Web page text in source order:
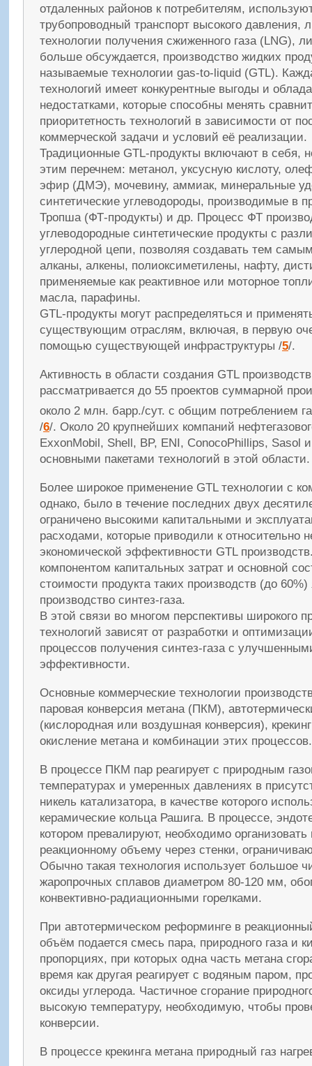
отдаленных районов к потребителям,
трубопроводный транспорт высокого давления,
технологии получения сжиженного газа (LNG),
больше обсуждается, производство жидких
называемые технологии gas-to-liquid (GTL).
технологий имеет конкурентные выгоды и
недостатками, которые способны менять
приоритетность технологий в зависимости от
коммерческой задачи и условий её реализации.
Традиционные GTL-продукты включают в себя,
этим перечнем: метанол, уксусную кислоту,
эфир (ДМЭ), мочевину, аммиак, минеральные
синтетические углеводороды, производимые в
Тропша (ФТ-продукты) и др. Процесс ФТ
углеводородные синтетические продукты с
углеродной цепи, позволяя создавать тем
алканы, алкены, полиоксиметилены, нафту,
применяемые как реактивное или моторное
масла, парафины.
GTL-продукты могут распределяться и
существующим отраслям, включая, в первую
помощью существующей инфраструктуры /5/.
Активность в области создания GTL
рассматривается до 55 проектов суммарной
около 2 млн. барр./сут. с общим потреблением
/6/. Около 20 крупнейших компаний
ExxonMobil, Shell, BP, ENI, ConocoPhillips, Sasol
основными пакетами технологий в этой области.
Более широкое применение GTL технологии с
однако, было в течение последних двух
ограничено высокими капитальными и
расходами, которые приводили к относительно
экономической эффективности GTL
компонентом капитальных затрат и основной
стоимости продукта таких производств (до 60%)
производство синтез-газа.
В этой связи во многом перспективы широкого
технологий зависят от разработки и
процессов получения синтез-газа с
эффективности.
Основные коммерческие технологии
паровая конверсия метана (ПКМ),
(кислородная или воздушная конверсия),
окисление метана и комбинации этих процессов.
В процессе ПКМ пар реагирует с природным
температурах и умеренных давлениях в
никель катализатора, в качестве которого
керамические кольца Рашига. В процессе,
котором превалируют, необходимо организовать
реакционному объему через стенки,
Обычно такая технология использует большое
жаропрочных сплавов диаметром 80-120 мм,
конвективно-радиационными горелками.
При автотермическом реформинге в
объём подается смесь пара, природного газа и
пропорциях, при которых одна часть метана
время как другая реагирует с водяным паром,
оксиды углерода. Частичное сгорание
высокую температуру, необходимую, чтобы
конверсии.
В процессе крекинга метана природный газ